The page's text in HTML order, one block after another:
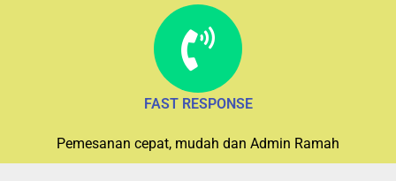
FAST RESPONSE
Pemesanan cepat, mudah dan Admin Ramah